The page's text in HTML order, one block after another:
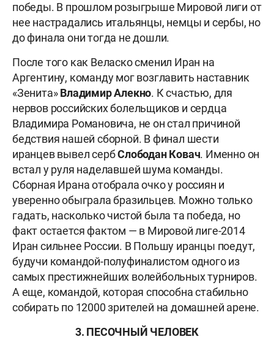
победы. В прошлом розыгрыше Мировой лиги от
нее настрадались итальянцы, немцы и сербы, но
до финала они тогда не дошли.
После того как Веласко сменил Иран на
Аргентину, команду мог возглавить наставник
«Зенита»Владимир Алекно. К счастью, для
нервов российских болельщиков и сердца
Владимира Романовича, не он стал причиной
бедствия нашей сборной. В финал шести
иранцев вывел сербСлободан Ковач. Именно он
встал у руля наделавшей шума команды.
Сборная Ирана отобрала очко у россиян и
уверенно обыграла бразильцев. Можно только
гадать, насколько чистой была та победа, но
факт остается фактом — в Мировой лиге-2014
Иран сильнее России. В Польшу иранцы поедут,
будучи командой-полуфиналистом одного из
самых престижнейших волейбольных турниров.
А еще, командой, которая способна стабильно
собирать по 12000 зрителей на домашней арене.
3. ПЕСОЧНЫЙ ЧЕЛОВЕК